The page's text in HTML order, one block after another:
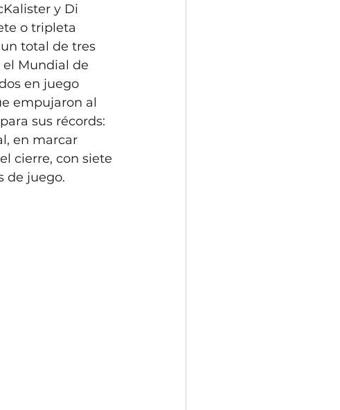
y Di
o tripleta
total de tres
Mundial de
en juego
empujaron al
sus récords:
en marcar
cierre, con siete
de juego.